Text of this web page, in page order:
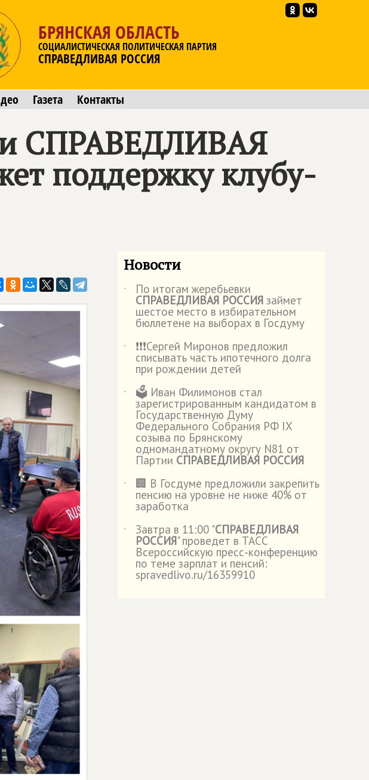
БРЯНСКАЯ ОБЛАСТЬ
СОЦИАЛИСТИЧЕСКАЯ ПОЛИТИЧЕСКАЯ ПАРТИЯ
СПРАВЕДЛИВАЯ РОССИЯ
Газета Контакты
СПРАВЕДЛИВАЯ
поддержку клубу-
Новости
˙ По итогам жеребьевки
СПРАВЕДЛИВАЯ РОССИЯ займет
шестое место в избирательном
бюллетене на выборах в Госдуму
˙
❗️❗️❗️Сергей Миронов предложил
списывать часть ипотечного долга
при рождении детей
˙
🗳️ Иван Филимонов стал
зарегистрированным кандидатом в
Государственную Думу
Федерального Собрания РФ IX
созыва по Брянскому
одномандатному округу N81 от
Партии СПРАВЕДЛИВАЯ РОССИЯ
˙
🏢 В Госдуме предложили закрепить
пенсию на уровне не ниже 40% от
заработка
˙
Завтра в 11:00 "СПРАВЕДЛИВАЯ
РОССИЯ" проведет в ТАСС
Всероссийскую пресс-конференцию
по теме зарплат и пенсий:
spravedlivo.ru/16359910